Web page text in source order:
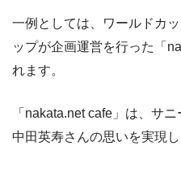
一例としては、ワールドカ
ップが企画運営を行った「
れます。
「nakata.net cafe」は、サ
中田英寿さんの思いを実現し